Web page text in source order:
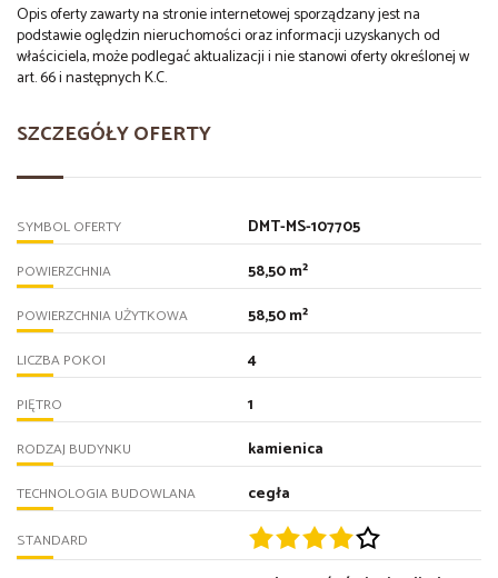
Opis oferty zawarty na stronie internetowej sporządzany jest na
podstawie oględzin nieruchomości oraz informacji uzyskanych od
właściciela, może podlegać aktualizacji i nie stanowi oferty określonej w
art. 66 i następnych K.C.
SZCZEGÓŁY OFERTY
SYMBOL OFERTY DMT-MS-107705
POWIERZCHNIA 58,50 m²
POWIERZCHNIA UŻYTKOWA 58,50 m²
LICZBA POKOI 4
PIĘTRO 1
RODZAJ BUDYNKU kamienica
TECHNOLOGIA BUDOWLANA cegła
STANDARD